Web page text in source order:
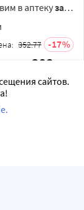
в аптекузавтра
352.77 17
292
Купить сайтов.